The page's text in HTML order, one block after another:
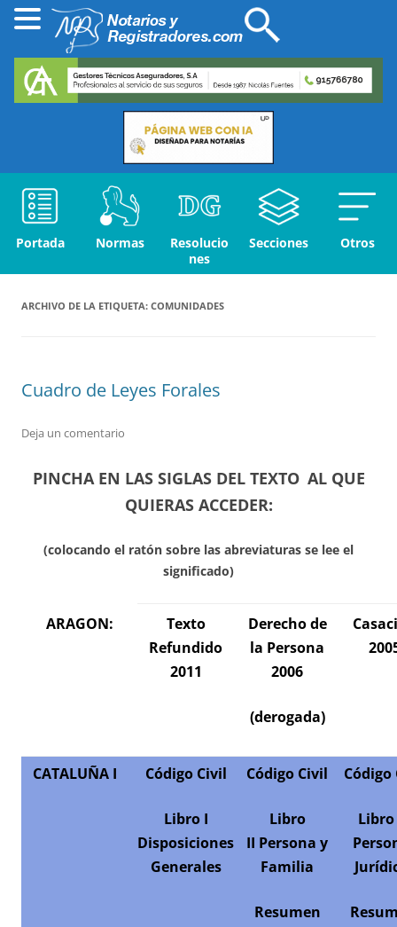
Portada Normas
Resolucio
nes
Secciones Otros
ARCHIVO DE LA ETIQUETA: COMUNIDADES
Cuadro de Leyes Forales
Deja un comentario
PINCHA EN LAS SIGLAS DEL TEXTO AL QUE
QUIERAS ACCEDER:
(colocando el ratón sobre las abreviaturas se lee el
significado)
ARAGON:
Texto
Refundido
2011
Derecho de
la Persona
2006
(derogada)
CATALUÑA I Código Civil
Libro I
Disposiciones
Generales
Código Civil
Libro
II Persona y
Familia
Resumen
Código